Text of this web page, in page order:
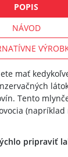
POPIS
NÁVOD
mať
Tento
(napríklad
pripraviť